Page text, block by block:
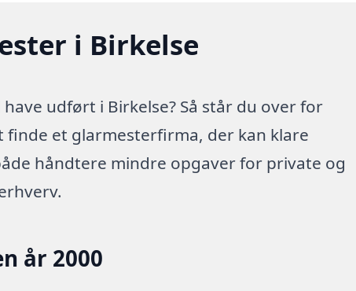
i Birkelse
udført i Birkelse? Så står du over for
finde et glarmesterfirma, der kan klare
håndtere mindre opgaver for private og
år 2000